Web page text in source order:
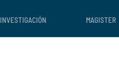
INVESTIGACIÓN MAGISTER